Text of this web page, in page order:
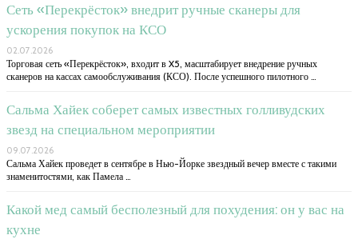
Сеть «Перекрёсток» внедрит ручные сканеры для
ускорения покупок на КСО
02.07.2026
Торговая сеть «Перекрёсток», входит в X5, масштабирует внедрение ручных
сканеров на кассах самообслуживания (КСО). После успешного пилотного …
Сальма Хайек соберет самых известных голливудских
звезд на специальном мероприятии
09.07.2026
Сальма Хайек проведет в сентябре в Нью-Йорке звездный вечер вместе с такими
знаменитостями, как Памела …
Какой мед самый бесполезный для похудения: он у вас на
кухне